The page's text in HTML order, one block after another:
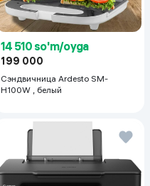
14 510 so'm/oyga
199 000
Сэндвичница Ardesto SM-
H100W , белый